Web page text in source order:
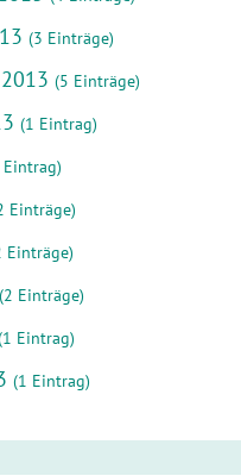
(3 Einträge)
(5 Einträge)
(1 Eintrag)
Eintrag)
Einträge)
Einträge)
(2 Einträge)
Eintrag)
(1 Eintrag)